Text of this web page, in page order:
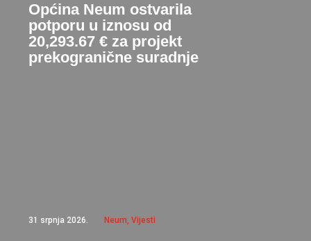
Općina Neum ostvarila
potporu u iznosu od
20,293.67 € za projekt
prekogranične suradnje
31 srpnja 2026. Neum, Vijesti